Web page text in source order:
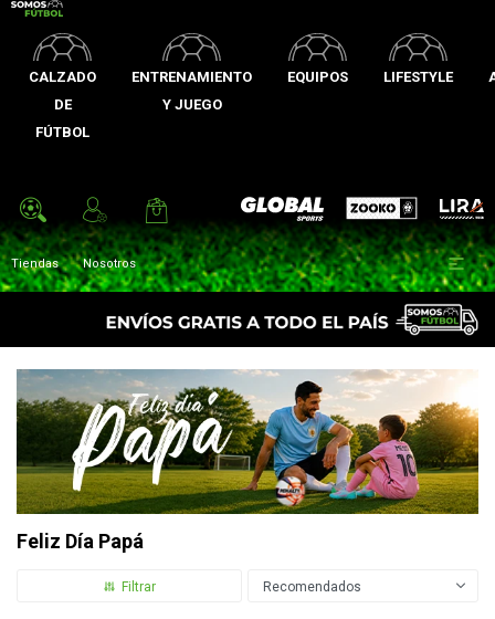
CALZADO
DE
FÚTBOL
ENTRENAMIENTO
Y JUEGO
EQUIPOS LIFESTYLE
Global Sports Zooko Lira
Tiendas Nosotros 
Feliz Día Papá
Recomendados